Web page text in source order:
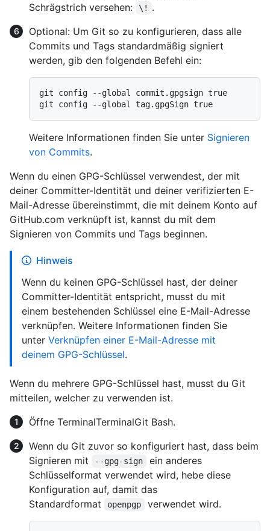
Schrägstrich versehen:
\!
.
Optional: Um Git so zu konfigurieren, dass alle
Commits und Tags standardmäßig signiert
werden, gib den folgenden Befehl ein:
git config --global commit.gpgsign true
Weitere Informationen finden Sie unter Signieren
von Commits.
Wenn du einen GPG-Schlüssel verwendest, der mit
deiner Committer-Identität und deiner verifizierten E-
Mail-Adresse übereinstimmt, die mit deinem Konto auf
GitHub.com verknüpft ist, kannst du mit dem
Signieren von Commits und Tags beginnen.
Hinweis
Wenn du keinen GPG-Schlüssel hast, der deiner
Committer-Identität entspricht, musst du mit
einem bestehenden Schlüssel eine E-Mail-Adresse
verknüpfen. Weitere Informationen finden Sie
unter Verknüpfen einer E-Mail-Adresse mit
deinem GPG-Schlüssel.
Wenn du mehrere GPG-Schlüssel hast, musst du Git
mitteilen, welcher zu verwenden ist.
Öffne TerminalTerminalGit Bash.
Wenn du Git zuvor so konfiguriert hast, dass beim
Signieren mit
--gpg-sign
ein anderes
Schlüsselformat verwendet wird, hebe diese
Konfiguration auf, damit das
Standardformat
openpgp verwendet wird.